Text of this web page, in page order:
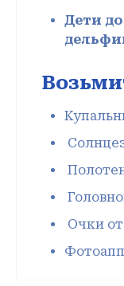
Дети
Очки